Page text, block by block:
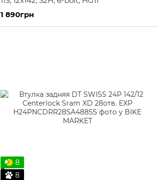
1 890грн
8
8